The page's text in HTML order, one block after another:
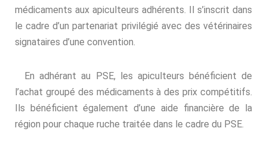
médicaments aux apiculteurs adhérents. Il s’inscrit dans
le cadre d’un partenariat privilégié avec des vétérinaires
signataires d’une convention.
En adhérant au PSE, les apiculteurs bénéficient de
l’achat groupé des médicaments à des prix compétitifs.
Ils bénéficient également d’une aide financière de la
région pour chaque ruche traitée dans le cadre du PSE.